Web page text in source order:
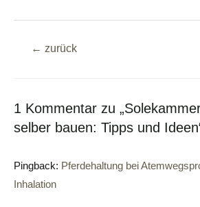
← zurück
1 Kommentar zu
selber bauen: Tipps und
Pingback: Pferdehaltung bei
Inhalation